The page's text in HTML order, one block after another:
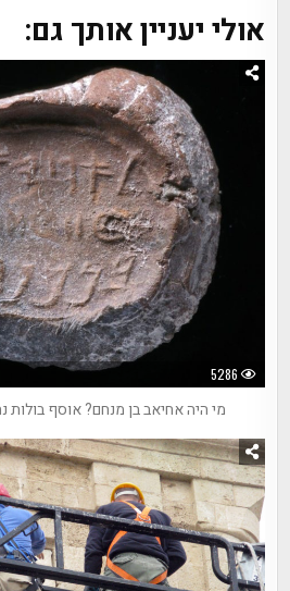
אולי יעניין אותך גם:
5286
מי היה אחיאב בן מנחם? אוסף בולות